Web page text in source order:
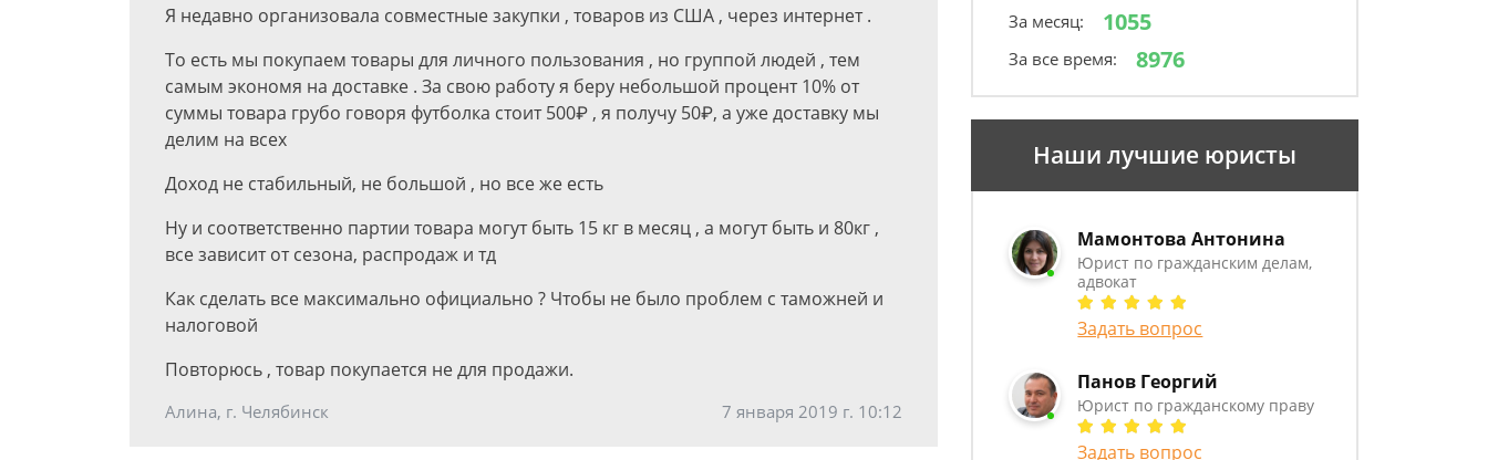
Я недавно организовала совместные закупки , товаров из США , через интернет .
То есть мы покупаем товары для личного пользования , но группой людей , тем
самым экономя на доставке . За свою работу я беру небольшой процент 10% от
суммы товара грубо говоря футболка стоит 500₽ , я получу 50₽, а уже доставку мы
делим на всех
Доход не стабильный, не большой , но все же есть
Ну и соответственно партии товара могут быть 15 кг в месяц , а могут быть и 80кг ,
все зависит от сезона, распродаж и тд
Как сделать все максимально официально ? Чтобы не было проблем с таможней и
налоговой
Повторюсь , товар покупается не для продажи.
Алина, г. Челябинск 7 января 2019 г. 10:12
За месяц: 1055
За все время: 8976
Наши лучшие юристы
Мамонтова Антонина
Юрист по гражданским делам,
адвокат
Задать вопрос
Панов Георгий
Юрист по гражданскому праву
Задать вопрос